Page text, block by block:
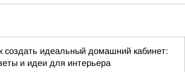
создать идеальный домашний кабинет:
и идеи для интерьера